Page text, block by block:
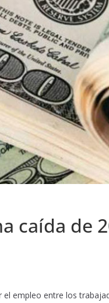
caída de
empleo entre los